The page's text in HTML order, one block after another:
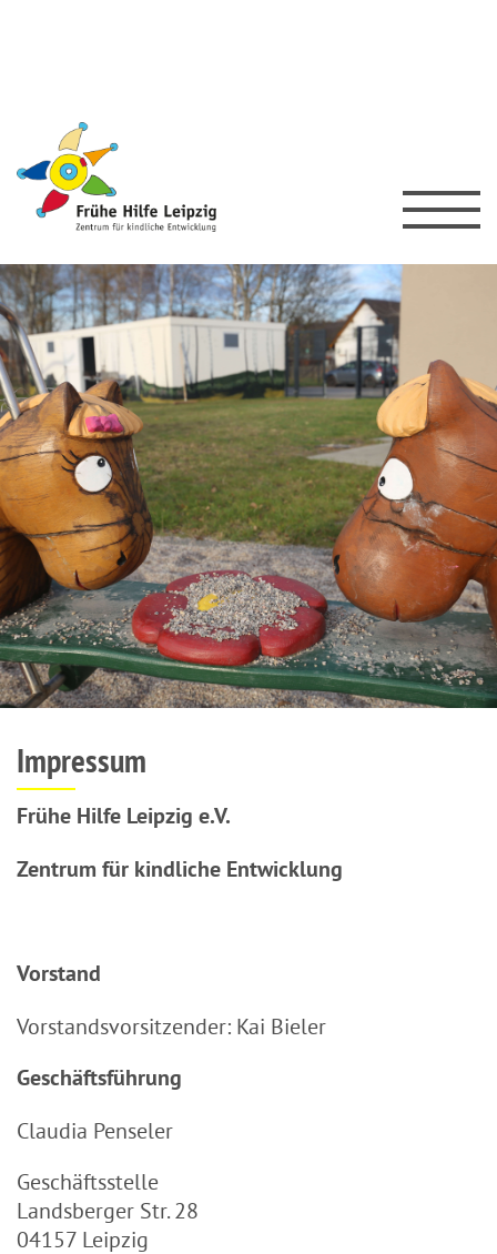
Impressum
Frühe Hilfe Leipzig e.V.
Zentrum für kindliche Entwicklung
Vorstand
Vorstandsvorsitzender: Kai Bieler
Geschäftsführung
Claudia Penseler
Geschäftsstelle
Landsberger Str. 28
04157 Leipzig